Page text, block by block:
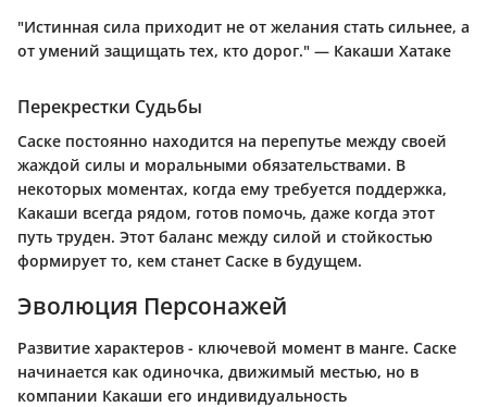
"Истинная сила приходит не от желания стать сильнее, а
от умений защищать тех, кто дорог." — Какаши Хатаке
Перекрестки Судьбы
Саске постоянно находится на перепутье между своей
жаждой силы и моральными обязательствами. В
некоторых моментах, когда ему требуется поддержка,
Какаши всегда рядом, готов помочь, даже когда этот
путь труден. Этот баланс между силой и стойкостью
формирует то, кем станет Саске в будущем.
Эволюция Персонажей
Развитие характеров - ключевой момент в манге. Саске
начинается как одиночка, движимый местью, но в
компании Какаши его индивидуальность